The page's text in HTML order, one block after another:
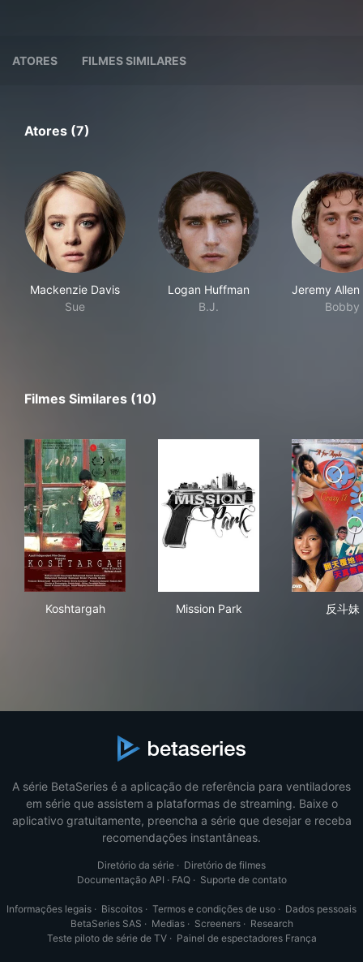
ATORES FILMES SIMILARES
Atores (7)
Mackenzie Davis
Sue
Logan Huffman
B.J.
Jeremy Allen
Bobby
Filmes Similares (10)
Koshtargah Mission Park 反斗妹
A série BetaSeries é a aplicação de referência para ventiladores
em série que assistem a plataformas de streaming. Baixe o
aplicativo gratuitamente, preencha a série que desejar e receba
recomendações instantâneas.
Diretório da série · Diretório de filmes
Documentação API · FAQ· Suporte de contato
Informações legais · Biscoitos · Termos e condições de uso · Dados pessoais
BetaSeries SAS · Medias· Screeners· Research
Teste piloto de série de TV· Painel de espectadores França